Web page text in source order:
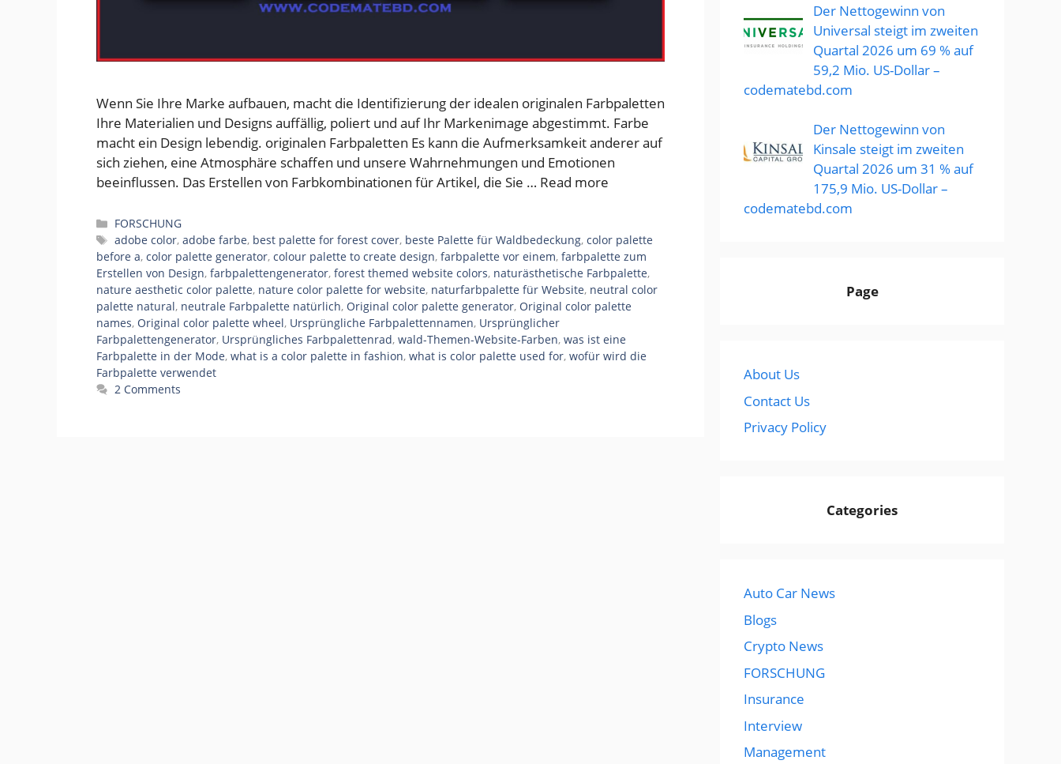
Wenn Sie Ihre Marke aufbauen, macht die Identifizierung der idealen originalen Farbpaletten
Ihre Materialien und Designs auffällig, poliert und auf Ihr Markenimage abgestimmt. Farbe
macht ein Design lebendig. originalen Farbpaletten Es kann die Aufmerksamkeit anderer auf
sich ziehen, eine Atmosphäre schaffen und unsere Wahrnehmungen und Emotionen
beeinflussen. Das Erstellen von Farbkombinationen für Artikel, die Sie … Read more
Categories
FORSCHUNG
Tags
adobe color,adobe farbe, best palette for forest cover, beste Palette für Waldbedeckung,color palette
before a, color palette generator, colour palette to create design, farbpalette vor einem, farbpalette zum
Erstellen von Design, farbpalettengenerator, forest themed website colors, naturästhetische Farbpalette,
nature aesthetic color palette, nature color palette for website, naturfarbpalette für Website, neutral color
palette natural, neutrale Farbpalette natürlich, Original color palette generator, Original color palette
names, Original color palette wheel, Ursprüngliche Farbpalettennamen, Ursprünglicher
Farbpalettengenerator, Ursprüngliches Farbpalettenrad, wald-Themen-Website-Farben, was ist eine
Farbpalette in der Mode, what is a color palette in fashion, what is color palette used for, wofür wird die
Farbpalette verwendet
2 Comments
Der Nettogewinn von
Universal steigt im zweiten
Quartal 2026 um 69 % auf
59,2 Mio. US-Dollar –
codematebd.com
Der Nettogewinn von
Kinsale steigt im zweiten
Quartal 2026 um 31 % auf
175,9 Mio. US-Dollar –
codematebd.com
Page
About Us
Contact Us
Privacy Policy
Categories
Auto Car News
Blogs
Crypto News
FORSCHUNG
Insurance
Interview
Management